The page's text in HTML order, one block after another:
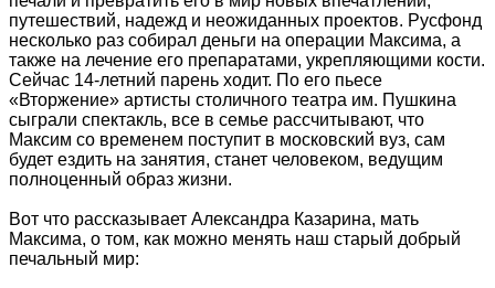
путешествий, надежд и неожиданных проектов. Русфонд
несколько раз собирал деньги на операции Максима, а
также на лечение его препаратами, укрепляющими кости.
Сейчас 14-летний парень ходит. По его пьесе
«Вторжение» артисты столичного театра им. Пушкина
сыграли спектакль, все в семье рассчитывают, что
Максим со временем поступит в московский вуз, сам
будет ездить на занятия, станет человеком, ведущим
полноценный образ жизни.
Вот что рассказывает Александра Казарина, мать
Максима, о том, как можно менять наш старый добрый
печальный мир: